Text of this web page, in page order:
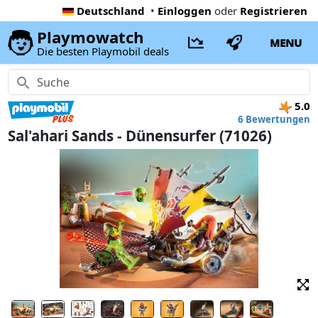
Deutschland • Einloggen oder Registrieren
Playmowatch
Die besten Playmobil deals
MENU
5.0
6 Bewertungen
Sal'ahari Sands - Dünensurfer (71026)